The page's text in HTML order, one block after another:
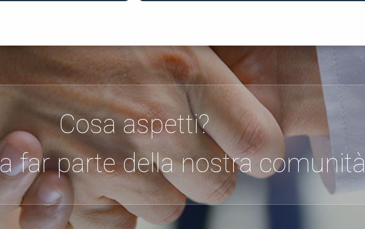
Cosa aspetti?
far parte della nostra comunità